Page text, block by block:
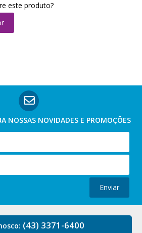
este produto?
NOSSAS NOVIDADES E PROMOÇÕES
Enviar
(43) 3371-6400